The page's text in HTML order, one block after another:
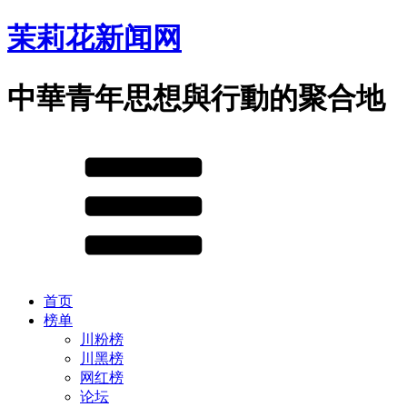
茉莉花新闻网
中華青年思想與行動的聚合地
首页
榜单
川粉榜
川黑榜
网红榜
论坛